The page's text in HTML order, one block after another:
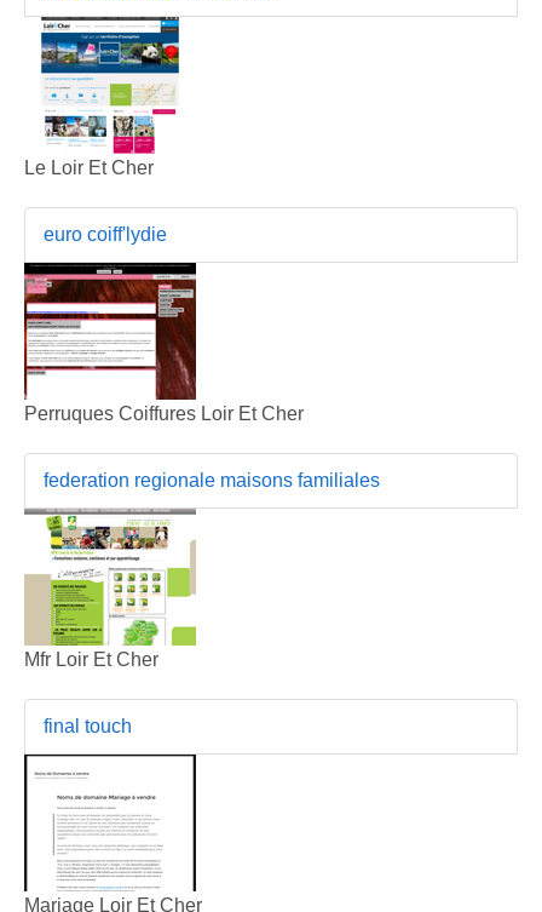
Le Loir Et Cher
euro coiff'lydie
Perruques Coiffures Loir Et Cher
federation regionale maisons familiales
Mfr Loir Et Cher
final touch
Mariage Loir Et Cher